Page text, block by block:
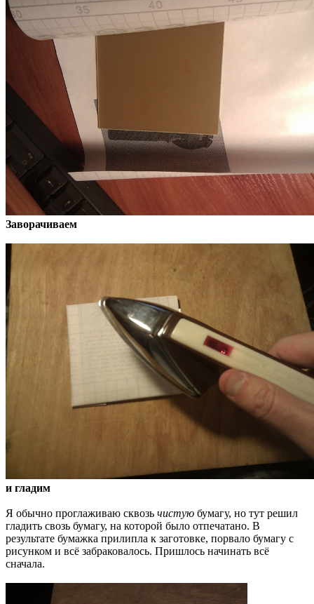
Заворачиваем
и гладим
Я обычно проглаживаю сквозь чистую бумагу, но тут решил
гладить свозь бумагу, на которой было отпечатано. В
результате бумажка прилипла к заготовке, порвало бумагу с
рисунком и всё забраковалось. Пришлось начинать всё
сначала.